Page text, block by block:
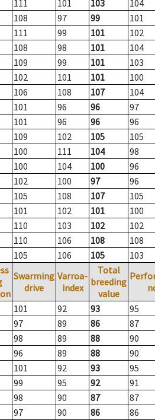
111 101 103
104
108 97 99
101
111 99 101
102
108 98 101
104
109 99 101
103
102 101 101
100
106 108 107
104
101 96 96
97
101 96 96
96
109 102 105
105
100 111 104
98
100 104 100
96
102 100 97
96
105 108 107
105
101 102 101
100
110 103 102
102
110 106 108
108
105 106 105 103
Swarming
drive
Varroa-
index
Total
breeding
value
101 92 93
95
97 89 86
87
98 89 88
90
96 89 88
90
101 92 93
95
99 95 92
91
98 90 87
87
97 90 86 86